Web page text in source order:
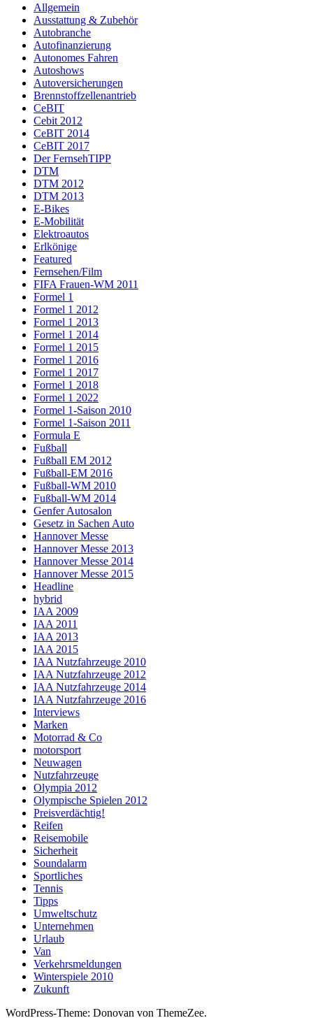
Allgemein
Ausstattung & Zubehör
Autobranche
Autofinanzierung
Autonomes Fahren
Autoshows
Autoversicherungen
Brennstoffzellenantrieb
CeBIT
Cebit 2012
CeBIT 2014
CeBIT 2017
Der FernsehTIPP
DTM
DTM 2012
DTM 2013
E-Bikes
E-Mobilität
Elektroautos
Erlkönige
Featured
Fernsehen/Film
FIFA Frauen-WM 2011
Formel 1
Formel 1 2012
Formel 1 2013
Formel 1 2014
Formel 1 2015
Formel 1 2016
Formel 1 2017
Formel 1 2018
Formel 1 2022
Formel 1-Saison 2010
Formel 1-Saison 2011
Formula E
Fußball
Fußball EM 2012
Fußball-EM 2016
Fußball-WM 2010
Fußball-WM 2014
Genfer Autosalon
Gesetz in Sachen Auto
Hannover Messe
Hannover Messe 2013
Hannover Messe 2014
Hannover Messe 2015
Headline
hybrid
IAA 2009
IAA 2011
IAA 2013
IAA 2015
IAA Nutzfahrzeuge 2010
IAA Nutzfahrzeuge 2012
IAA Nutzfahrzeuge 2014
IAA Nutzfahrzeuge 2016
Interviews
Marken
Motorrad & Co
motorsport
Neuwagen
Nutzfahrzeuge
Olympia 2012
Olympische Spielen 2012
Preisverdächtig!
Reifen
Reisemobile
Sicherheit
Soundalarm
Sportliches
Tennis
Tipps
Umweltschutz
Unternehmen
Urlaub
Van
Verkehrsmeldungen
Winterspiele 2010
Zukunft
WordPress-Theme: Donovan von ThemeZee.